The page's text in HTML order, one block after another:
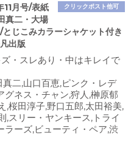
クリックポスト他可
月号/表紙
真二・大場
じこみカラーシャケット付き
出版
・スレあり・中はキレイで
二,山口百恵,ピンク・レデ
グネス・チャン,狩人,榊原郁
,桜田淳子,野口五郎,太田裕美,
,スリー・ヤンキース,トライ
ラーズ,ビューティ・ペア,渋